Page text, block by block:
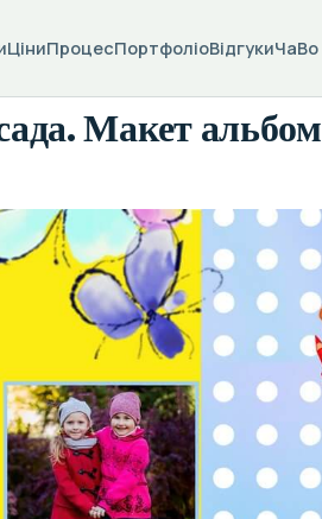
ЦіниПроцесПортфоліоВідгукиЧаВо
Макет